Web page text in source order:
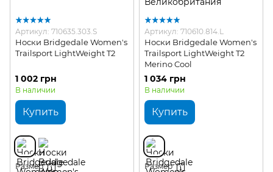
Артикул: 710635.303.S
Носки Bridgedale Women's
Trailsport LightWeight T2
1 002 грн
В наличии
Купить
Размер
Артикул: 710610.814.L
Носки Bridgedale Women's
Trailsport LightWeight T2
Merino Cool
1 034 грн
В наличии
Купить
Размер